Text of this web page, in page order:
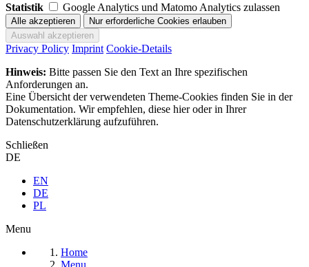
Statistik
Google Analytics und Matomo Analytics zulassen
Privacy Policy Imprint Cookie-Details
Hinweis: Bitte passen Sie den Text an Ihre spezifischen
Anforderungen an.
Eine Übersicht der verwendeten Theme-Cookies finden Sie in der
Dokumentation. Wir empfehlen, diese hier oder in Ihrer
Datenschutzerklärung aufzuführen.
Schließen
DE
EN
DE
PL
Menu
Home
Menu